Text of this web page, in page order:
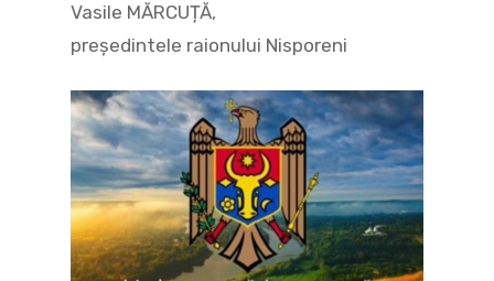
Vasile MĂRCUȚĂ,
președintele raionului Nisporeni